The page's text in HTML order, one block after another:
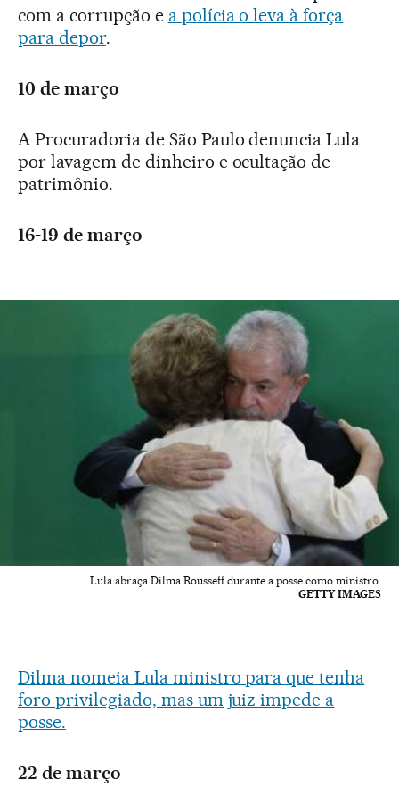
com a corrupção e a polícia o leva à força
para depor.
10 de março
A Procuradoria de São Paulo denuncia Lula
por lavagem de dinheiro e ocultação de
patrimônio.
16-19 de março
Lula abraça Dilma Rousseff durante a posse como ministro.
GETTY IMAGES
Dilma nomeia Lula ministro para que tenha
foro privilegiado, mas um juiz impede a
posse.
22 de março